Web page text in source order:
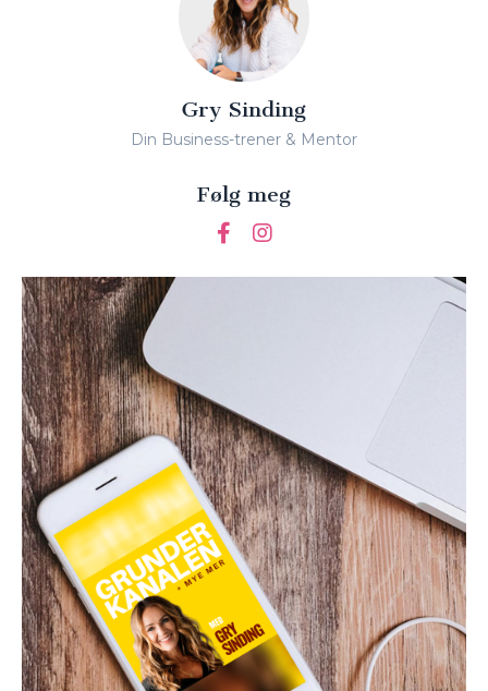
Gry Sinding
Din Business-trener & Mentor
Følg meg